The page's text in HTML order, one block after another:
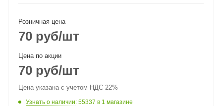
Розничная цена
70 руб/шт
Цена по акции
70 руб/шт
Цена указана с учетом НДС 22%
Узнать о наличии: 55337 в 1 магазине